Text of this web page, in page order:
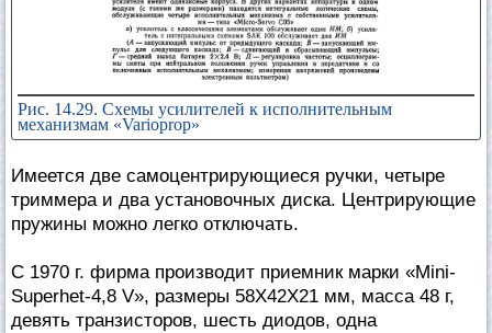
Рис. 14.29. Схемы усилителей к исполнительным
механизмам «Varioprop»
Имеется две самоцентрирующиеся ручки, четыре
триммера и два установочных диска. Центрирующие
пружины можно легко отключать.
С 1970 г. фирма производит приемник марки «Mini-
Superhet-4,8 V», размеры 58X42X21 мм, масса 48 г,
девять транзисторов, шесть диодов, одна